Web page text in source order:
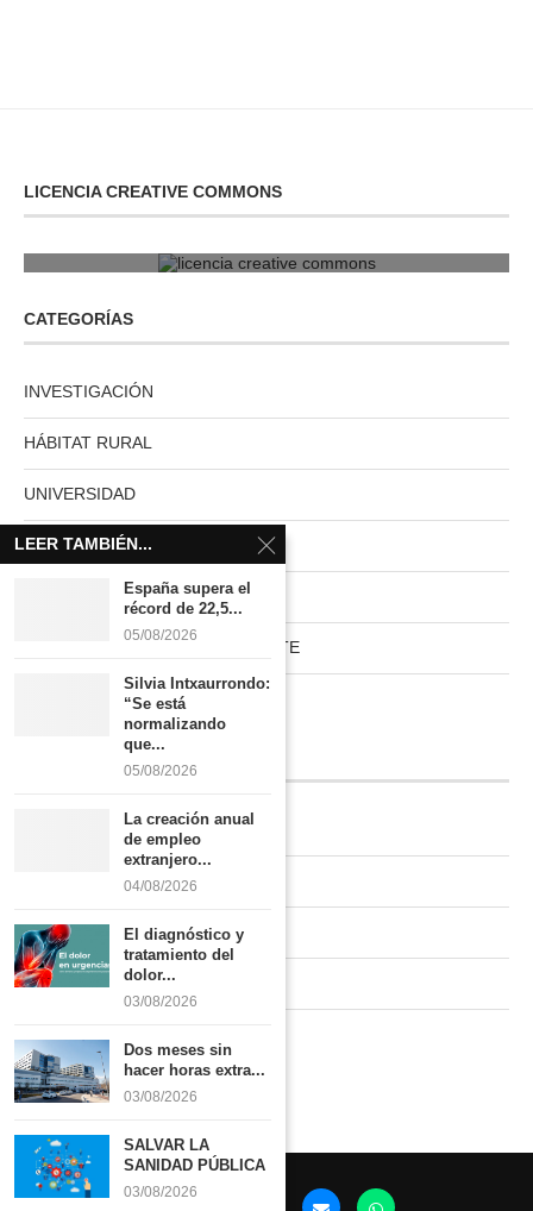
LICENCIA CREATIVE COMMONS
CATEGORÍAS
INVESTIGACIÓN
HÁBITAT RURAL
UNIVERSIDAD
MUNDO ACTUAL
PAISES NUVE
HABITAT RURAL AUTOSUFICIENTE
INFORMACIÓN
Quiénes somos
Newsletter
Publicidad tarifas
LEER TAMBIÉN...
España supera el
récord de 22,5...
05/08/2026
Silvia Intxaurrondo:
“Se está
normalizando
que...
05/08/2026
La creación anual
de empleo
extranjero...
04/08/2026
El diagnóstico y
tratamiento del
dolor...
03/08/2026
Dos meses sin
hacer horas extra...
03/08/2026
SALVAR LA
SANIDAD PÚBLICA
03/08/2026